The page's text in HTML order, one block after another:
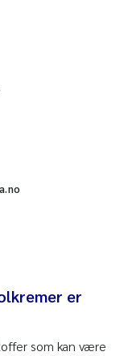
er
som kan være